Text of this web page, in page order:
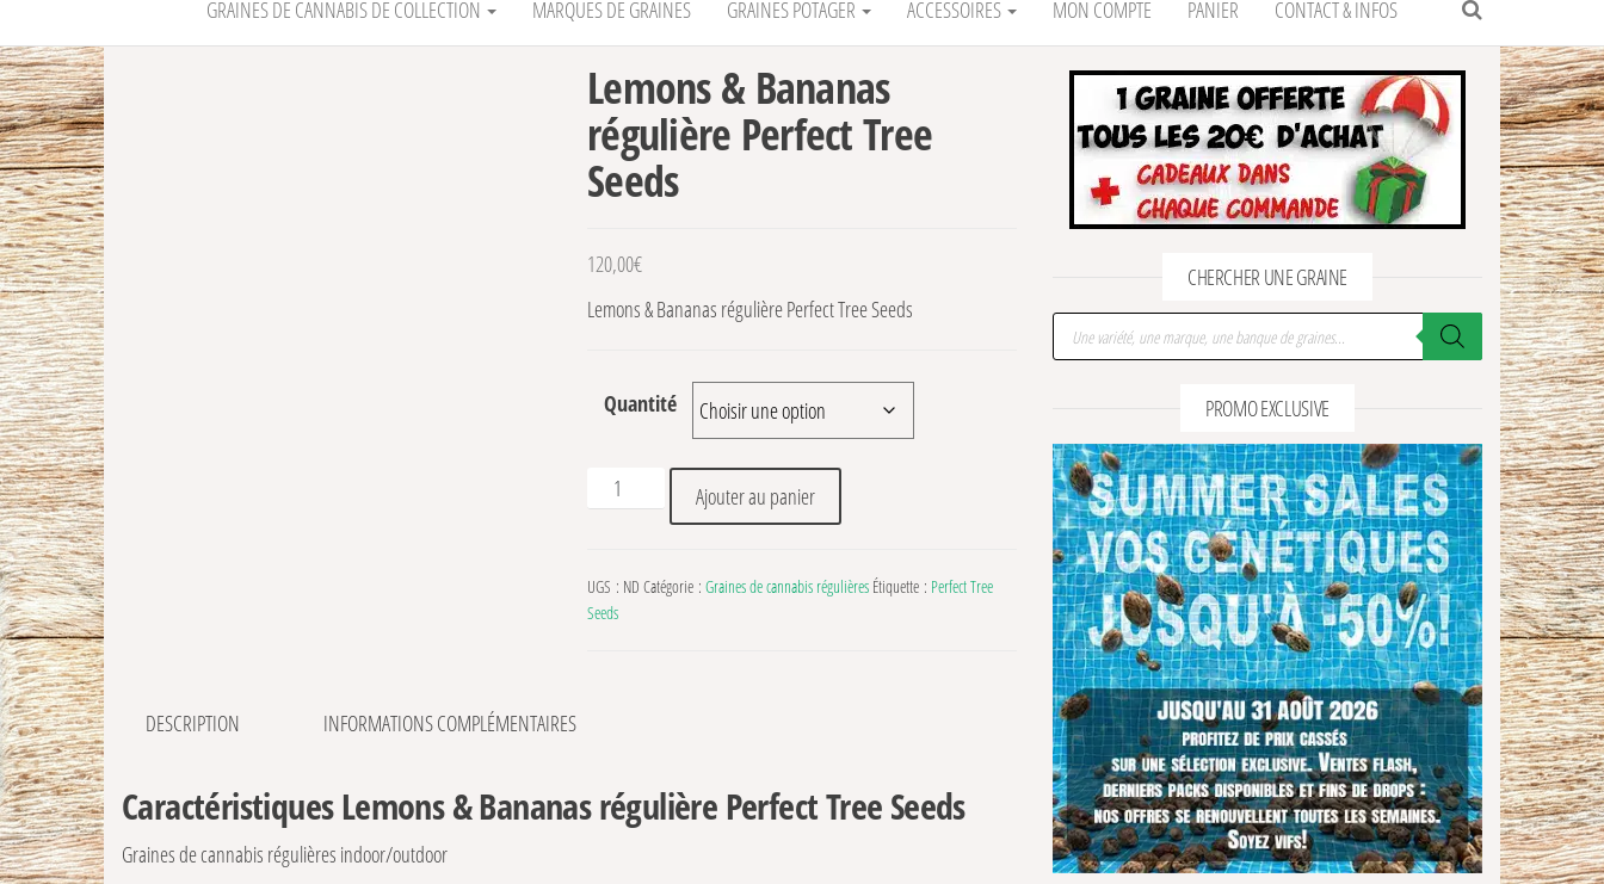
GRAINES DE CANNABIS DE COLLECTION MARQUES DE GRAINES GRAINES POTAGER ACCESSOIRES MON COMPTE PANIER CONTACT & INFOS
Lemons & Bananas
régulière Perfect Tree
Seeds
120,00€
Lemons & Bananas régulière Perfect Tree Seeds
Quantité
quantité de Lemons & Bananas régulière Perfect Tree Seeds
Ajouter au panier
UGS : ND Catégorie : Graines de cannabis régulières Étiquette : Perfect Tree
Seeds
DESCRIPTION INFORMATIONS COMPLÉMENTAIRES
Caractéristiques Lemons & Bananas régulière Perfect Tree Seeds
Graines de cannabis régulières indoor/outdoor
CHERCHER UNE GRAINE
Recherche de produits
PROMO EXCLUSIVE